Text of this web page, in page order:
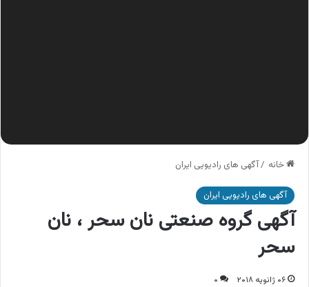
خانه /آگهی های رادیویی ایران
آگهی های رادیویی ایران
آگهی گروه صنعتی نان سحر ، نان
سحر
۰۶ ژانویه ۲۰۱۸ ۰